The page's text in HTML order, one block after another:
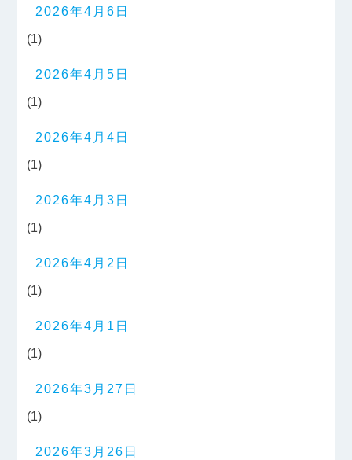
2026年4月6日
(1)
2026年4月5日
(1)
2026年4月4日
(1)
2026年4月3日
(1)
2026年4月2日
(1)
2026年4月1日
(1)
2026年3月27日
(1)
2026年3月26日